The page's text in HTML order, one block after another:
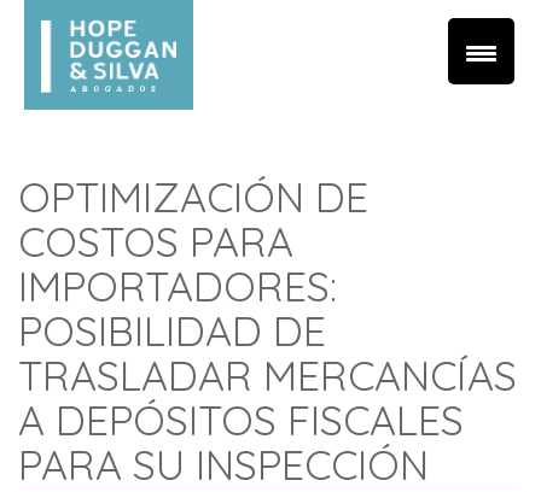
OPTIMIZACIÓN DE
COSTOS PARA
IMPORTADORES:
POSIBILIDAD DE
TRASLADAR MERCANCÍAS
A DEPÓSITOS FISCALES
PARA SU INSPECCIÓN